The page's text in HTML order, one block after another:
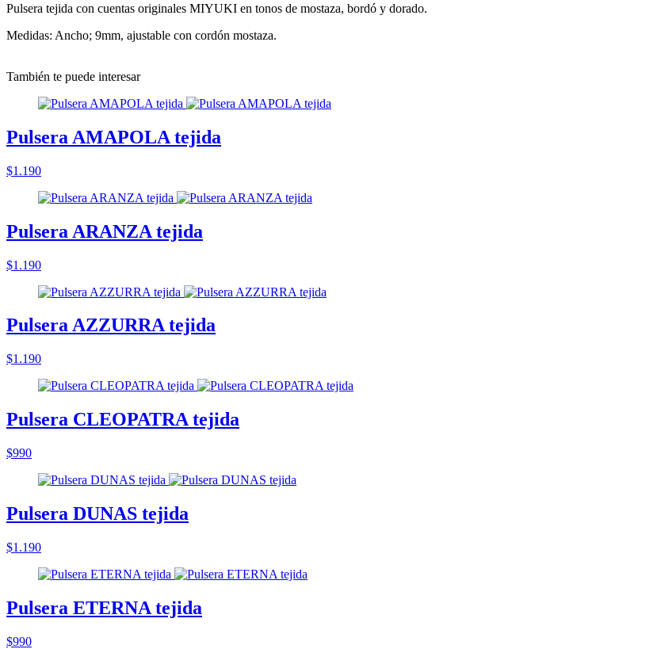
Pulsera tejida con cuentas originales MIYUKI en tonos de mostaza, bordó y dorado.
Medidas: Ancho; 9mm, ajustable con cordón mostaza.
También te puede interesar
Pulsera AMAPOLA tejida
$1.190
Pulsera ARANZA tejida
$1.190
Pulsera AZZURRA tejida
$1.190
Pulsera CLEOPATRA tejida
$990
Pulsera DUNAS tejida
$1.190
Pulsera ETERNA tejida
$990